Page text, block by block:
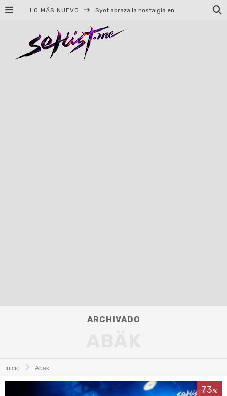
LO MÁS NUEVO Syot abraza la nostalgia en «Blame», el primer adelanto de su EP debut
ARCHIVADO
Inicio Abäk
73%